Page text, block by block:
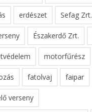
erdészet Sefag Zrt.
Északerdő Zrt.
motorfűrész
fatolvaj faipar
verseny